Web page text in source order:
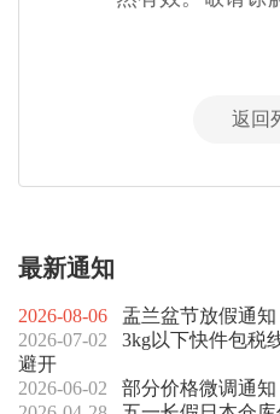
返回
最新通知
2026-08-06
盂兰盆节放假通知
2026-07-02
3kg以下快件包税
避开
2026-06-02
部分价格微调通知